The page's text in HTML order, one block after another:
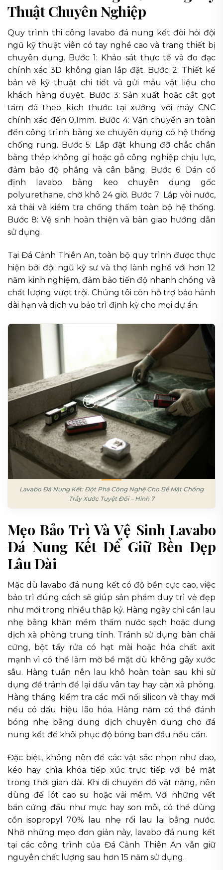
Thuật Chuyên Nghiệp
Quy trình thi công lavabo đá nung kết đòi hỏi đội
ngũ kỹ thuật viên có tay nghề cao và trang thiết bị
chuyên dụng. Bước 1: Khảo sát thực tế và đo đạc
chính xác 3D không gian lắp đặt. Bước 2: Thiết kế
bản vẽ kỹ thuật chi tiết và gửi mẫu vật liệu cho
khách hàng duyệt. Bước 3: Sản xuất hoặc cắt gọt
tấm đá theo kích thước tại xưởng với máy CNC
chính xác đến 0,1mm. Bước 4: Vận chuyển an toàn
đến công trình bằng xe chuyên dụng có hệ thống
chống rung. Bước 5: Lắp đặt khung đỡ chắc chắn
bằng thép không gỉ hoặc gỗ công nghiệp chịu lực,
đảm bảo độ phẳng và cân bằng. Bước 6: Dán cố
định lavabo bằng keo chuyên dụng gốc
polyurethane, chờ khô 24 giờ. Bước 7: Lắp vòi nước,
xả thải và kiểm tra chống thấm toàn bộ hệ thống.
Bước 8: Vệ sinh hoàn thiện và bàn giao hướng dẫn
sử dụng.
Tại Đá Cảnh Thiên An, toàn bộ quy trình được thực
hiện bởi đội ngũ kỹ sư và thợ lành nghề với hơn 12
năm kinh nghiệm, đảm bảo tiến độ nhanh chóng và
chất lượng vượt trội. Chúng tôi còn hỗ trợ bảo hành
dài hạn và dịch vụ bảo trì định kỳ cho mọi dự án.
Lavabo Đá Nung Kết: Đột Phá Công Nghệ Cho Bề Mặt Chống
Trầy Xước Tuyệt Đối – Hình 7
Mẹo Bảo Trì Và Vệ Sinh Lavabo
Đá Nung Kết Để Giữ Bền Đẹp
Lâu Dài
Mặc dù lavabo đá nung kết có độ bền cực cao, việc
bảo trì đúng cách sẽ giúp sản phẩm duy trì vẻ đẹp
như mới trong nhiều thập kỷ. Hàng ngày chỉ cần lau
nhẹ bằng khăn mềm thấm nước sạch hoặc dung
dịch xà phòng trung tính. Tránh sử dụng bàn chải
cứng, bột tẩy rửa có hạt mài hoặc hóa chất axit
mạnh vì có thể làm mờ bề mặt dù không gây xước
sâu. Hàng tuần nên lau khô hoàn toàn sau khi sử
dụng để tránh để lại dấu vân tay hay cặn xà phòng.
Hàng tháng kiểm tra các mối nối silicon và thay mới
nếu có dấu hiệu lão hóa. Hàng năm có thể đánh
bóng nhẹ bằng dung dịch chuyên dụng cho đá
nung kết để khôi phục độ bóng ban đầu nếu cần.
Đặc biệt, không nên để các vật sắc nhọn như dao,
kéo hay chìa khóa tiếp xúc trực tiếp với bề mặt
trong thời gian dài. Khi di chuyển đồ vật nặng, nên
dùng đế lót cao su hoặc vải mềm. Với những vết
bẩn cứng đầu như mực hay son môi, có thể dùng
cồn isopropyl 70% lau nhẹ rồi lau lại bằng nước.
Nhờ những mẹo đơn giản này, lavabo đá nung kết
tại các công trình của Đá Cảnh Thiên An vẫn giữ
nguyên chất lượng sau hơn 15 năm sử dụng.